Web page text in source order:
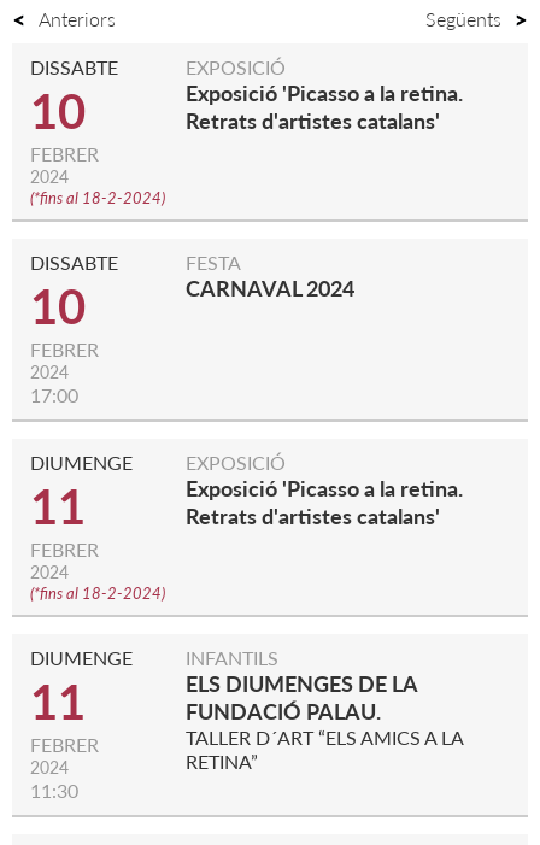
Anteriors Següents
DISSABTE
10
FEBRER
2024
(*fins al 18-2-2024)
EXPOSICIÓ
Exposició 'Picasso a la retina.
Retrats d'artistes catalans'
DISSABTE
10
FEBRER
2024
17:00
FESTA
CARNAVAL 2024
DIUMENGE
11
FEBRER
2024
(*fins al 18-2-2024)
EXPOSICIÓ
Exposició 'Picasso a la retina.
Retrats d'artistes catalans'
DIUMENGE
11
FEBRER
2024
11:30
INFANTILS
ELS DIUMENGES DE LA
FUNDACIÓ PALAU.
TALLER D´ART “ELS AMICS A LA
RETINA”